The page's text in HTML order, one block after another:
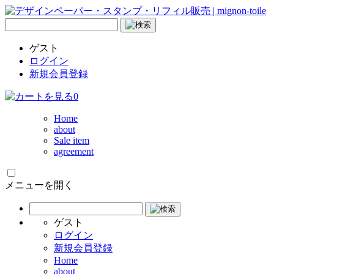
ゲスト
ログイン
新規会員登録
0
Home
about
Sale item
agreement
メニューを開く
ゲスト
ログイン
新規会員登録
Home
about